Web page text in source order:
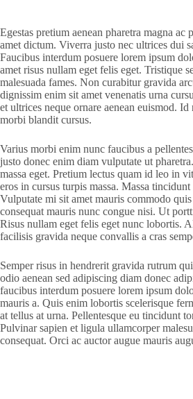
Egestas pretium aenean pharetra magna ac
amet dictum. Viverra justo nec ultrices dui
Faucibus interdum posuere lorem ipsum
amet risus nullam eget felis eget. Tristique
malesuada fames. Non curabitur gravida
dignissim enim sit amet venenatis urna
et ultrices neque ornare aenean euismod.
morbi blandit cursus.
Varius morbi enim nunc faucibus a
justo donec enim diam vulputate ut
massa eget. Pretium lectus quam id leo in
eros in cursus turpis massa. Massa
Vulputate mi sit amet mauris commodo
consequat mauris nunc congue nisi. Ut
Risus nullam eget felis eget nunc lobortis.
facilisis gravida neque convallis a cras
Semper risus in hendrerit gravida rutrum
odio aenean sed adipiscing diam donec
faucibus interdum posuere lorem ipsum
mauris a. Quis enim lobortis scelerisque
at tellus at urna. Pellentesque eu tincidunt
Pulvinar sapien et ligula ullamcorper
consequat. Orci ac auctor augue mauris